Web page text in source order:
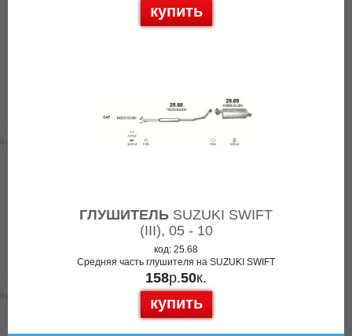
купить
ГЛУШИТЕЛЬ SUZUKI SWIFT
(III), 05 - 10
код: 25.68
Средняя часть глушителя на SUZUKI SWIFT
158р.50к.
купить